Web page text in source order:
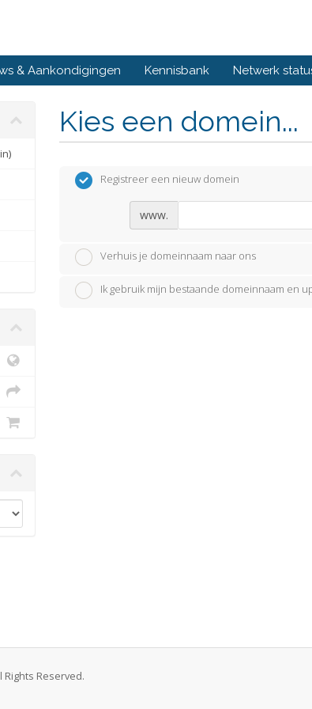
& Aankondigingen Kennisbank Netwerk
Kies een domein...
Registreer een nieuw domein
www.
Verhuis je domeinnaam naar ons
Ik gebruik mijn bestaande domeinnaam en
Rights Reserved.